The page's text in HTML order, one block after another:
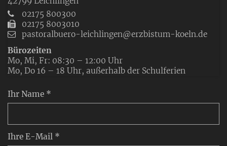
Ihr Name *
Ihre E-Mail *
02175 800300
02175 8003010
pastoralbuero-leichlingen@erzbistum-koeln.de
Bürozeiten
Mo, Mi, Fr: 08:30 – 12:00 Uhr
Mo, Do 16 – 18 Uhr, außerhalb der Schulferien